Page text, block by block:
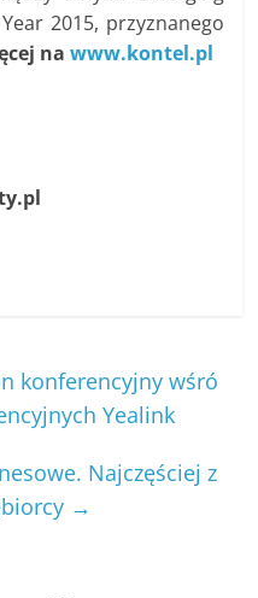
2015, przyznanego
nawww.kontel.pl
konferencyjny wśró
Yealink
Najczęściej z
→